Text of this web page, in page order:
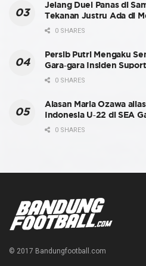
Jelang Duel Panas di
Tekanan Justru Ada di
0 SHARES
Persib Putri Mengaku
Gara-gara Insiden
0 SHARES
Alasan Maria Ozawa
Indonesia U-22 di SEA
0 SHARES
© 2017 Bandungfootball.com